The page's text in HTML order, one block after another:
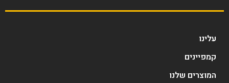
עלינו
קמפיינים
המוצרים שלנו